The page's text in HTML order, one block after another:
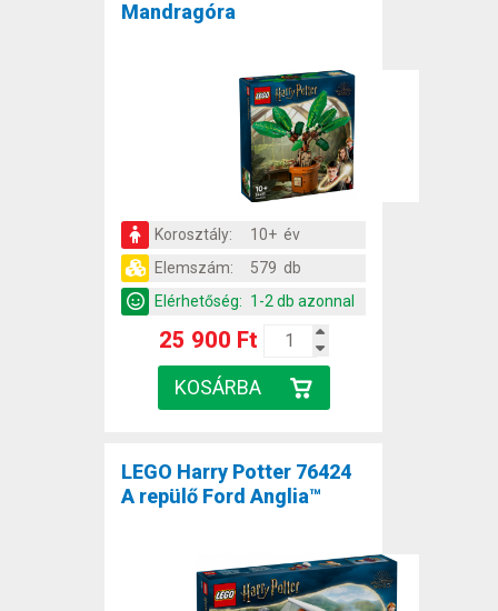
Mandragóra
Korosztály:
10+ év
Elemszám:
579 db
Elérhetőség: 1-2 db azonnal
25 900 Ft
LEGO Harry Potter 76424
A repülő Ford Anglia™